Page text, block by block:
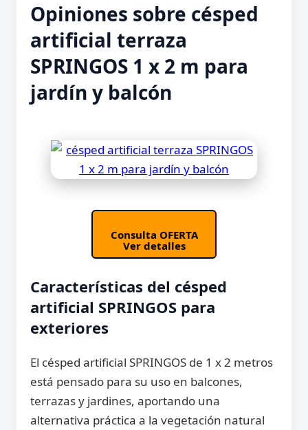
Opiniones sobre césped
artificial terraza
SPRINGOS 1 x 2 m para
jardín y balcón
Consulta OFERTA
Ver detalles
Características del césped
artificial SPRINGOS para
exteriores
El césped artificial SPRINGOS de 1 x 2 metros
está pensado para su uso en balcones,
terrazas y jardines, aportando una
alternativa práctica a la vegetación natural